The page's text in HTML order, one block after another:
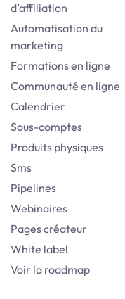
d’affiliation
Automatisation du
marketing
Formations en ligne
Communauté en ligne
Calendrier
Sous-comptes
Produits physiques
Sms
Pipelines
Webinaires
Pages créateur
White label
Voir la roadmap